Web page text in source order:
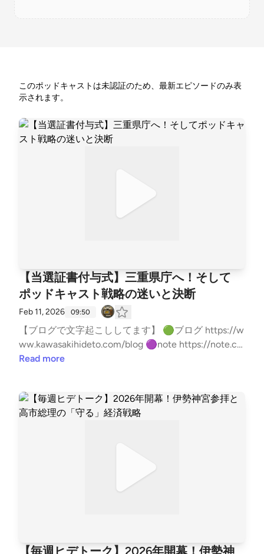
このポッドキャストは未認証のため、最新エピソードのみ表
示されます。
【当選証書付与式】三重県庁へ！そして
ポッドキャスト戦略の迷いと決断
Feb 11, 2026 09:50
【ブログで文字起こししてます】 🟢ブログ https://w
ww.kawasakihideto.com/blog 🟣note https://note.co
m/kawasaki_hideto --- stand.fmでは、この放送にい
Read more
【毎週ヒデトーク】2026年開幕！伊勢神